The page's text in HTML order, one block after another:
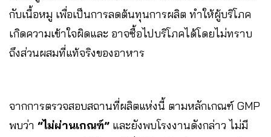
กับเนื้อหมู เพื่อเป็นการลดต้นทุนการผลิต ทำให้ผู้บริโภค
เกิดความเข้าใจผิดและ อาจซื้อไปบริโภคได้โดยไม่ทราบ
ถึงส่วนผสมที่แท้จริงของอาหาร
จากการตรวจสอบสถานที่ผลิตแห่งนี้ ตามหลักเกณฑ์ GMP
พบว่า “ไม่ผ่านเกณฑ์” และยังพบโรงงานดังกล่าว ไม่มี